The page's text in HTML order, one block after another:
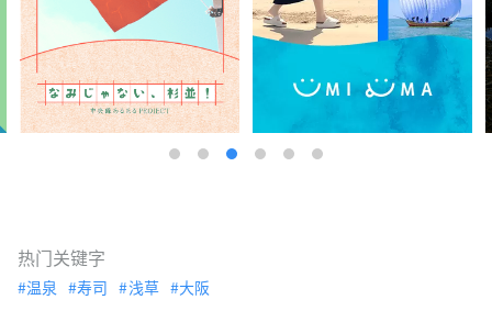
热门关键字
温泉 寿司 浅草 大阪